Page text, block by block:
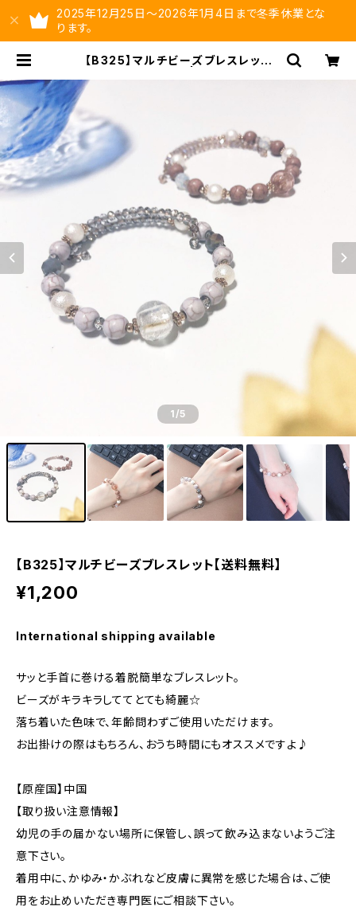
2025年12月25日～2026年1月4日まで冬季休業とな
ります。
【B325】マルチビーズブレスレット
1/5
【B325】マルチビーズブレスレット【送料無料】
¥1,200
International shipping available
サッと手首に巻ける着脱簡単なブレスレット。
ビーズがキラキラしててとても綺麗☆
落ち着いた色味で、年齢問わずご使用いただけます。
お出掛けの際はもちろん、おうち時間にもオススメですよ♪
【原産国】中国
【取り扱い注意情報】
幼児の手の届かない場所に保管し、誤って飲み込まないようご注
意下さい。
着用中に、かゆみ・かぶれなど皮膚に異常を感じた場合は、ご使
用をお止めいただき専門医にご相談下さい。